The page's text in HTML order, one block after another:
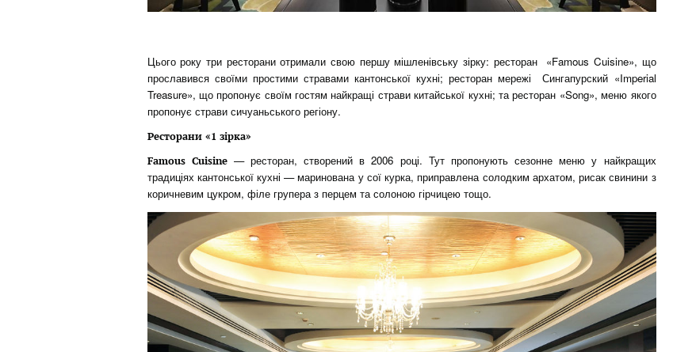
Цього року три ресторани отримали свою першу мішленівську зірку: ресторан «Famous Cuisine», що
прославився своїми простими стравами кантонської кухні; ресторан мережі Сингапурский «Imperial
Treasure», що пропонує своїм гостям найкращі страви китайської кухні; та ресторан «Song», меню якого
пропонує страви сичуаньського регіону.
Ресторани «1 зірка»
Famous Cuisine — ресторан, створений в 2006 році. Тут пропонують сезонне меню у найкращих
традиціях кантонської кухні — маринована у сої курка, приправлена солодким архатом, рисак свинини з
коричневим цукром, філе групера з перцем та солоною гірчицею тощо.